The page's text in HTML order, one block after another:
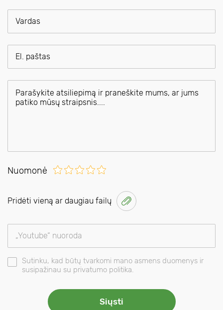
Nuomonė
Pridėti vieną ar daugiau failų
Sutinku, kad būtų tvarkomi mano asmens duomenys ir
susipažinau su privatumo politika.